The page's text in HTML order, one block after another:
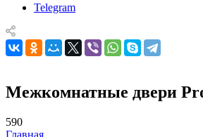
Telegram
Межкомнатные двери
590
Главная